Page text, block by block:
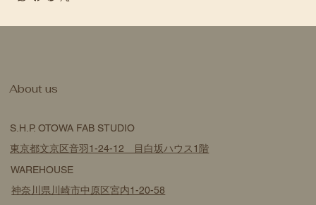
S.H.P. OTOWA FAB STUDIO
東京都文京区音羽1-24-12 目白坂ハウス1階
WAREHOUSE
神奈川県川崎市中原区宮内1-20-58
​About us